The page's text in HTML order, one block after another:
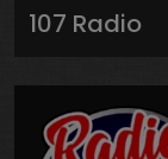
107 Radio